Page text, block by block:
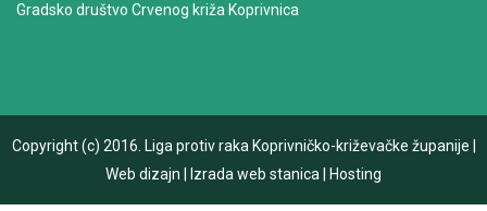
Gradsko društvo Crvenog križa Koprivnica
Copyright (c) 2016. Liga protiv raka Koprivničko-križevačke županije
Web dizajn
Izrada web stanica Hosting